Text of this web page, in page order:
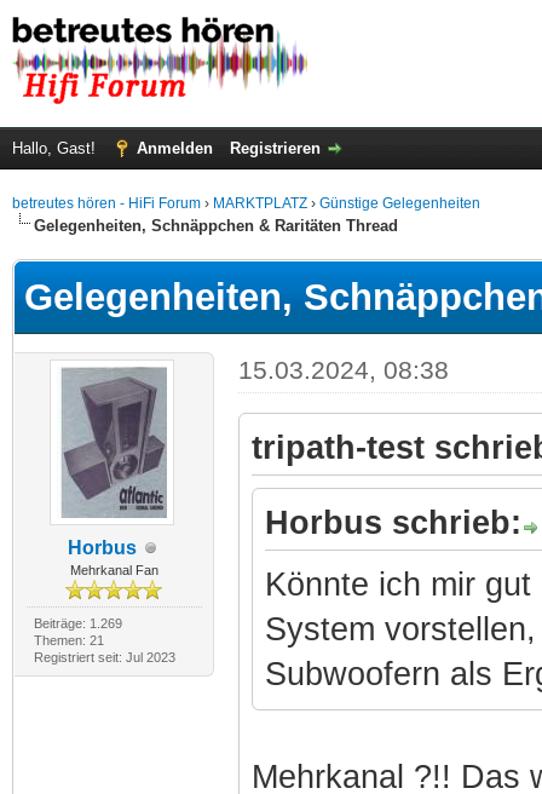
Hallo, Gast! Anmelden Registrieren
betreutes hören - HiFi Forum › MARKTPLATZ › Günstige Gelegenheiten
Gelegenheiten, Schnäppchen & Raritäten Thread
Gelegenheiten,
Horbus
Mehrkanal Fan
Beiträge: 1.269
Themen: 21
Registriert seit: Jul 2023
15.03.2024, 08:38
tripath-test
Horbus schrieb:
Könnte ich mir
System
Subwoofern als
Mehrkanal ?!! Das